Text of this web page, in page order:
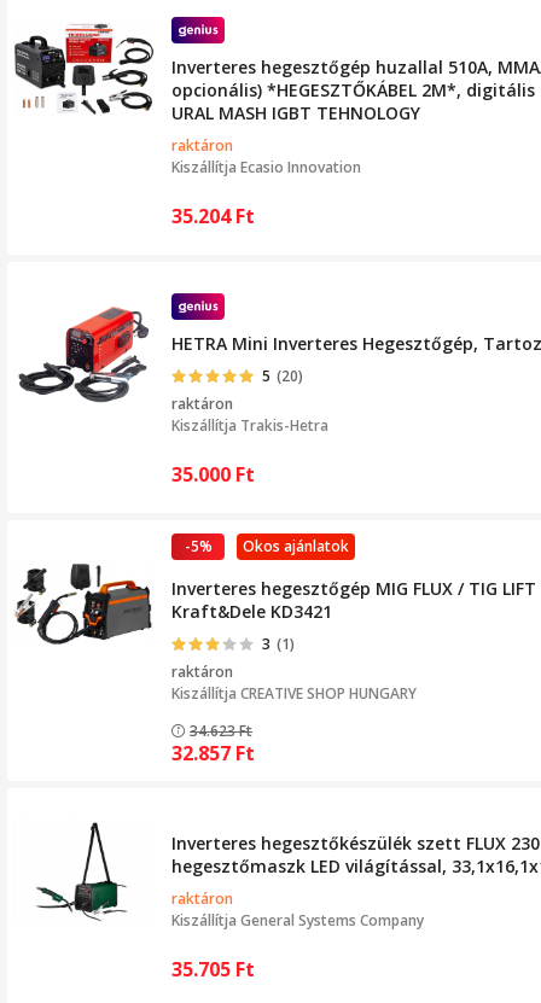
Inverteres hegesztőgép huzallal 510A,
opcionális) *HEGESZTŐKÁBEL 2M*,
URAL MASH IGBT TEHNOLOGY
raktáron
Kiszállítja Ecasio Innovation
35.204Ft
HETRA Mini Inverteres Hegesztőgép,
5 (20)
raktáron
Kiszállítja Trakis-Hetra
35.000 Ft
Okos ajánlatok
-5%
Inverteres hegesztőgép MIG FLUX / TIG
Kraft&Dele KD3421
3 (1)
raktáron
Kiszállítja CREATIVE SHOP HUNGARY
34.623Ft
32.857 Ft
Inverteres hegesztőkészülék szett FLUX
hegesztőmaszk LED világítással,
raktáron
Kiszállítja General Systems Company
35.705 Ft